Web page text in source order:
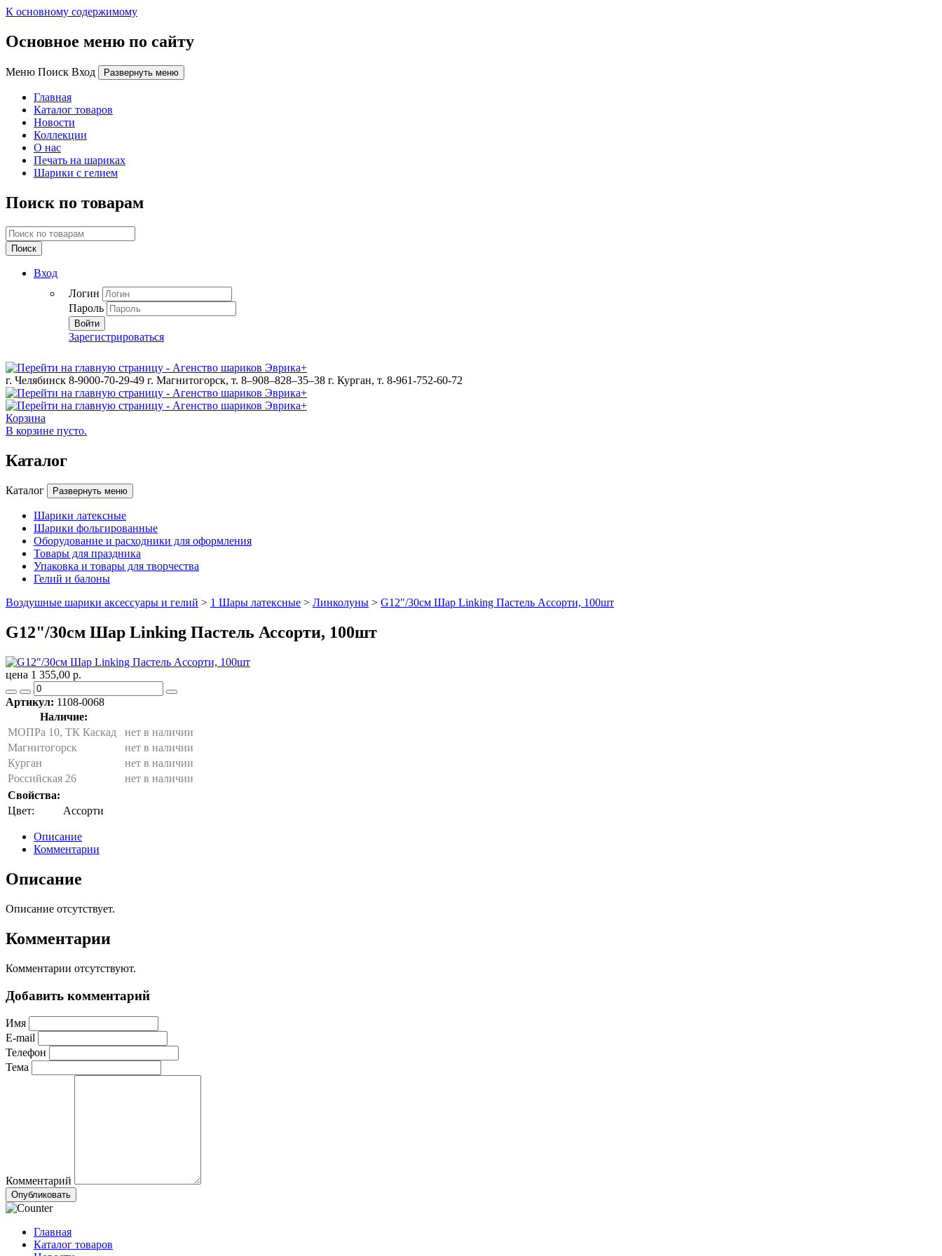
К основному содержимому
Основное меню по сайту
Меню Поиск Вход Развернуть меню
Главная
Каталог товаров
Новости
Коллекции
О нас
Печать на шариках
Шарики с гелием
Поиск по товарам
Поиск
Вход
Логин
Пароль
Войти
Зарегистрироваться
г. Челябинск 8-9000-70-29-49 г. Магнитогорск, т. 8–908–828–35–38 г. Курган, т. 8-961-752-60-72
Корзина
В корзине пусто.
Каталог
Каталог Развернуть меню
Шарики латексные
Шарики фольгированные
Оборудование и расходники для оформления
Товары для праздника
Упаковка и товары для творчества
Гелий и балоны
Воздушные шарики аксессуары и гелий > 1 Шары латексные > Линколуны > G12"/30см Шар Linking Пастель Ассорти, 100шт
G12"/30см Шар Linking Пастель Ассорти, 100шт
цена 1 355,00 р.
Артикул: 1108-0068
Наличие:
МОПРа 10, ТК Каскад
нет в наличии
Магнитогорск
нет в наличии
Курган
нет в наличии
Российская 26
нет в наличии
Свойства:
Цвет:
Ассорти
Описание
Комментарии
Описание
Описание отсутствует.
Комментарии
Комментарии отсутствуют.
Добавить комментарий
Имя
E-mail
Телефон
Тема
Комментарий
Опубликовать
Главная
Каталог товаров